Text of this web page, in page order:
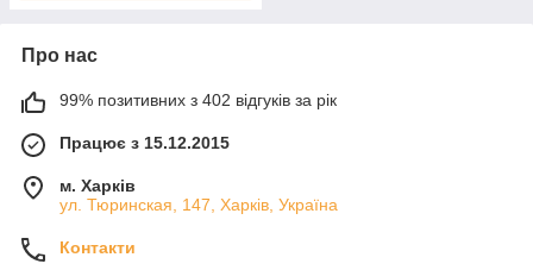
Про нас
99% позитивних з 402 відгуків за рік
Працює з 15.12.2015
м. Харків
ул. Тюринская, 147, Харків, Україна
Контакти